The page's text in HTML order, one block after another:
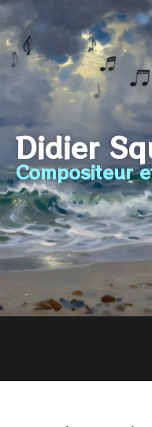
Didier
Compositeur